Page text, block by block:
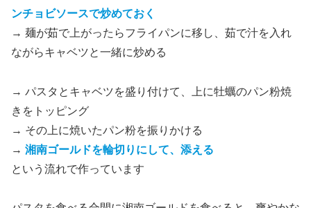
ンチョビソースで炒めておく
→ 麺が茹で上がったらフライパンに移し、茹で汁を入れ
ながらキャベツと一緒に炒める
→ パスタとキャベツを盛り付けて、上に牡蠣のパン粉焼
きをトッピング
→ その上に焼いたパン粉を振りかける
→ 湘南ゴールドを輪切りにして、添える
という流れで作っています